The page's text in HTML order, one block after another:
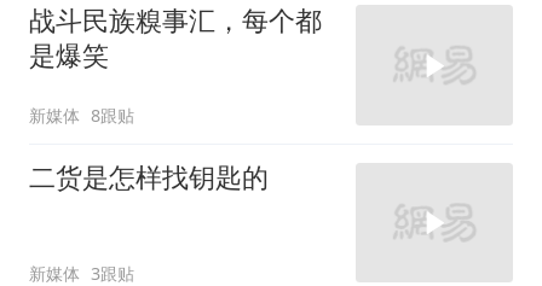
战斗民族糗事汇，每个都
是爆笑
新媒体 8跟贴
二货是怎样找钥匙的
新媒体 3跟贴